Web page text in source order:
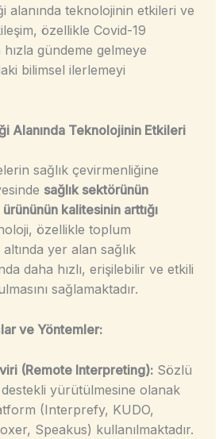
alanında teknolojinin etkileri ve
özellikle Covid-19
hızla gündeme gelmeye
bilimsel ilerlemeyi
Alanında Teknolojinin Etkileri
sağlık çevirmenliğine
sağlık sektörünün
kalitesinin arttığı
özellikle toplum
yer alan sağlık
daha hızlı, erişilebilir ve etkili
sağlamaktadır.
ve Yöntemler:
(Remote Interpreting):Sözlü
yürütülmesine olanak
(Interprefy, KUDO,
Speakus) kullanılmaktadır.